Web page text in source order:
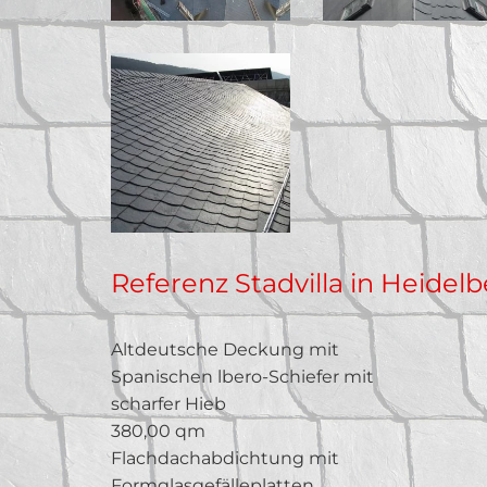
Referenz Stadvilla in
Altdeutsche Deckung mit
Spanischen lbero-Schiefer mit
scharfer Hieb
380,00 qm
Flachdachabdichtung mit